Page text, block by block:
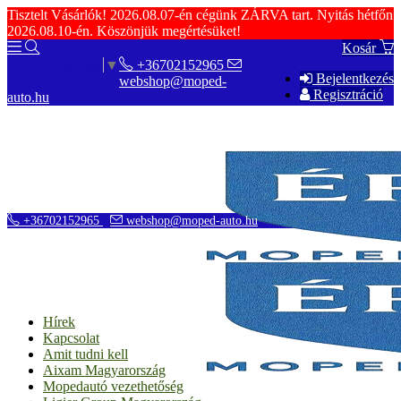
Tisztelt Vásárlók! 2026.08.07-én cégünk ZÁRVA tart. Nyitás hétfőn
2026.08.10-én. Köszönjük megértésüket!
Kosár
Bejelentkezés
Regisztráció
▼
+36702152965
webshop@moped-
auto.hu
Hírek
Kapcsolat
Amit tudni kell
Aixam Magyarország
Mopedautó vezethetőség
+36702152965 webshop@moped-auto.hu